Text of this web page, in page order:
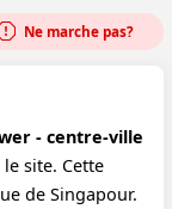
Ne marche pas?
- centre-ville
site. Cette
de Singapour.